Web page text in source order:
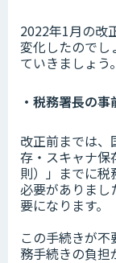
2022年1月の改
変化したのでし
ていきましょう。
・税務署長の
改正前までは
存・スキャナ保
則）」までに税
必要がありまし
要になります。
この手続きが
務手続きの負担